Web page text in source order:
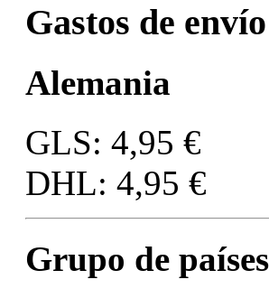
Gastos de
Alemania
GLS: 4,95 €
DHL: 4,95 €
Grupo de